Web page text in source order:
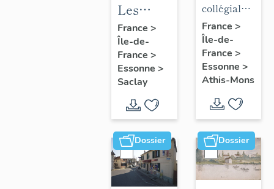
Les
établissements
scientifiques
et
universitaires
du
plateau
de
Saclay
France >
Île-de-
France >
Essonne >
Saclay
mobilier
de la
collégiale
de
chanoines
de la
de Saint-
Victor,
église
paroissiale
collégiale
de
chanoines
de la
congrégation
de Saint-
Victor,
église
paroissiale
Saint-
Denis
France >
Île-de-
France >
Essonne >
Athis-Mons
Dossier Dossier